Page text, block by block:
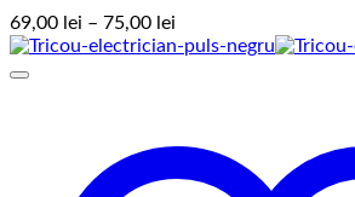
69,00 lei – 75,00 lei
de
75,00 lei